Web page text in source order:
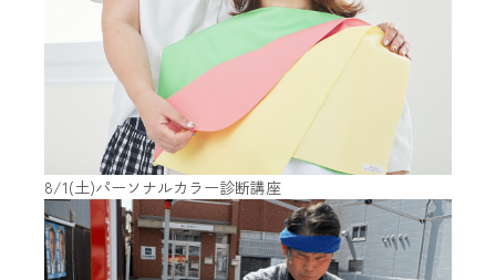
8/1(土)パーソナルカラー診断講座